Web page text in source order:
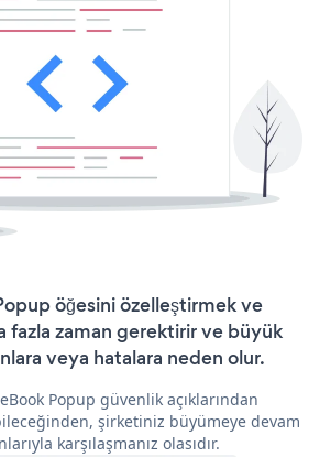
öğesini özelleştirmek ve
fazla zaman gerektirir ve büyük
veya hatalara neden olur.
Popup güvenlik açıklarından
şirketiniz büyümeye devam
karşılaşmanız olasıdır.